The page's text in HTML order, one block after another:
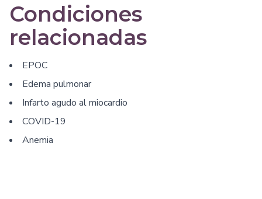
Condiciones
relacionadas
EPOC
Edema pulmonar
Infarto agudo al miocardio
COVID-19
Anemia